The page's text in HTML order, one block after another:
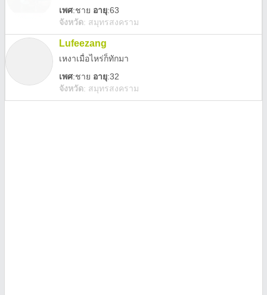
เพศ:ชาย อายุ:63
จังหวัด: สมุทรสงคราม
Lufeezang
เหงาเมื่อไหร่ก็ทักมา
เพศ:ชาย อายุ:32
จังหวัด: สมุทรสงคราม